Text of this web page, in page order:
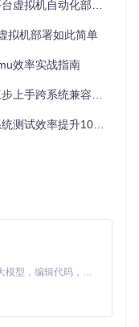
安装必要的依赖组
：
utils libvirt-clients
：
拟机自动化部署？
拟机部署如此简单
效率实战指南
手跨系统兼容方案
升10倍的革命性黑科技
Claude Code 的开源替代方案。连接任意大模型，编辑代码，运行命令，自动验证 — 全自动执行。用 Rust 构建，极致性能。 ｜ An open-source alternative to Claude Code. Connect any LLM, edit code, run commands, and verify changes — autonomously. Built in Rust for speed. Get Started